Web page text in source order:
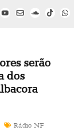
serão
dos
Rádio NF